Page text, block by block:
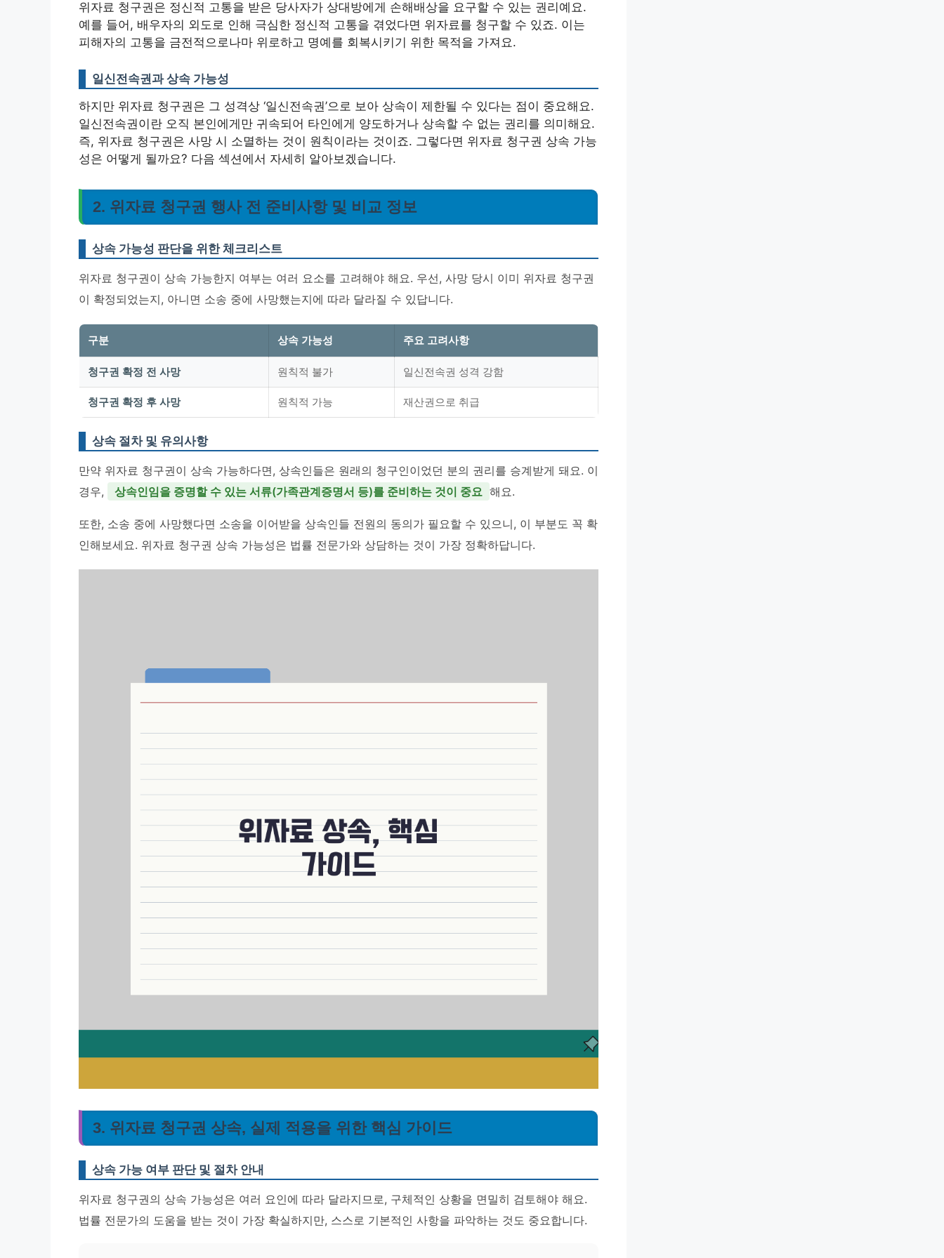
위자료 청구권은 정신적 고통을 받은 당사자가 상대방에게 손해배상을 요구할 수 있는 권리예요.
예를 들어, 배우자의 외도로 인해 극심한 정신적 고통을 겪었다면 위자료를 청구할 수 있죠. 이는
피해자의 고통을 금전적으로나마 위로하고 명예를 회복시키기 위한 목적을 가져요.
일신전속권과 상속 가능성
하지만 위자료 청구권은 그 성격상 ‘일신전속권’으로 보아 상속이 제한될 수 있다는 점이 중요해요.
일신전속권이란 오직 본인에게만 귀속되어 타인에게 양도하거나 상속할 수 없는 권리를 의미해요.
즉, 위자료 청구권은 사망 시 소멸하는 것이 원칙이라는 것이죠. 그렇다면 위자료 청구권 상속 가능
성은 어떻게 될까요? 다음 섹션에서 자세히 알아보겠습니다.
2. 위자료 청구권 행사 전 준비사항 및 비교 정보
상속 가능성 판단을 위한 체크리스트
위자료 청구권이 상속 가능한지 여부는 여러 요소를 고려해야 해요. 우선, 사망 당시 이미 위자료 청구권
이 확정되었는지, 아니면 소송 중에 사망했는지에 따라 달라질 수 있답니다.
구분 상속 가능성 주요 고려사항
청구권 확정 전 사망 원칙적 불가 일신전속권 성격 강함
청구권 확정 후 사망 원칙적 가능 재산권으로 취급
상속 절차 및 유의사항
만약 위자료 청구권이 상속 가능하다면, 상속인들은 원래의 청구인이었던 분의 권리를 승계받게 돼요. 이
경우,
상속인임을 증명할 수 있는 서류(가족관계증명서 등)를 준비하는 것이 중요 해요.
또한, 소송 중에 사망했다면 소송을 이어받을 상속인들 전원의 동의가 필요할 수 있으니, 이 부분도 꼭 확
인해보세요. 위자료 청구권 상속 가능성은 법률 전문가와 상담하는 것이 가장 정확하답니다.
3. 위자료 청구권 상속, 실제 적용을 위한 핵심 가이드
상속 가능 여부 판단 및 절차 안내
위자료 청구권의 상속 가능성은 여러 요인에 따라 달라지므로, 구체적인 상황을 면밀히 검토해야 해요.
법률 전문가의 도움을 받는 것이 가장 확실하지만, 스스로 기본적인 사항을 파악하는 것도 중요합니다.